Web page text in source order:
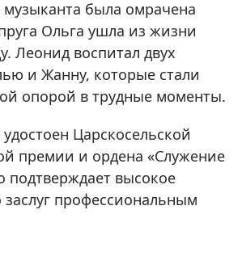
была омрачена
Ольга ушла из жизни
Леонид воспитал двух
и Жанну, которые стали
опорой в трудные моменты.
Царскосельской
премии и ордена «Служение
подтверждает высокое
заслуг профессиональным